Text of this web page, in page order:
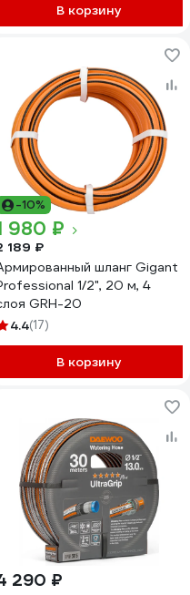
В корзину
-10%
980 ₽
189 ₽
шланг Gigant
1/2", 20 м, 4
GRH-20
4.4(17)
В корзину
290 ₽